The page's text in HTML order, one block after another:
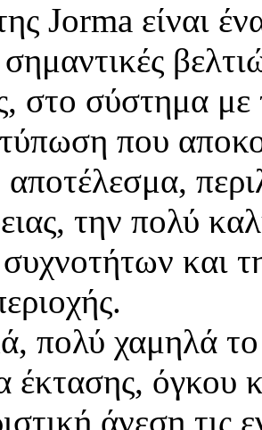
Jorma είναι
σημαντικές
στο σύστημα
που
την πολύ
και
πολύ χαμηλά
έκτασης, όγκου
άνεση τις